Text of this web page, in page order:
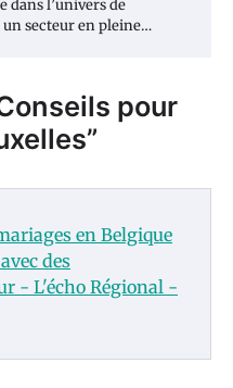
dans l’univers de
secteur en pleine…
pour
”
en Belgique
des
- L'écho Régional -